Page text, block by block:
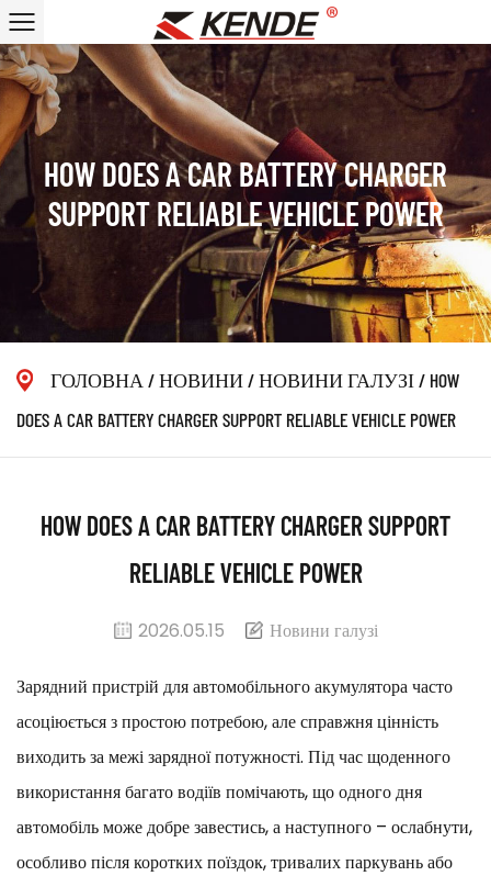
HOW DOES A CAR BATTERY CHARGER
SUPPORT RELIABLE VEHICLE POWER
ГОЛОВНА /НОВИНИ/НОВИНИ ГАЛУЗІ/ HOW
DOES A CAR BATTERY CHARGER SUPPORT RELIABLE VEHICLE POWER
HOW DOES A CAR BATTERY CHARGER SUPPORT
RELIABLE VEHICLE POWER
2026.05.15 Новини галузі
Зарядний пристрій для автомобільного акумулятора часто
асоціюється з простою потребою, але справжня цінність
виходить за межі зарядної потужності. Під час щоденного
використання багато водіїв помічають, що одного дня
автомобіль може добре завестись, а наступного – ослабнути,
особливо після коротких поїздок, тривалих паркувань або